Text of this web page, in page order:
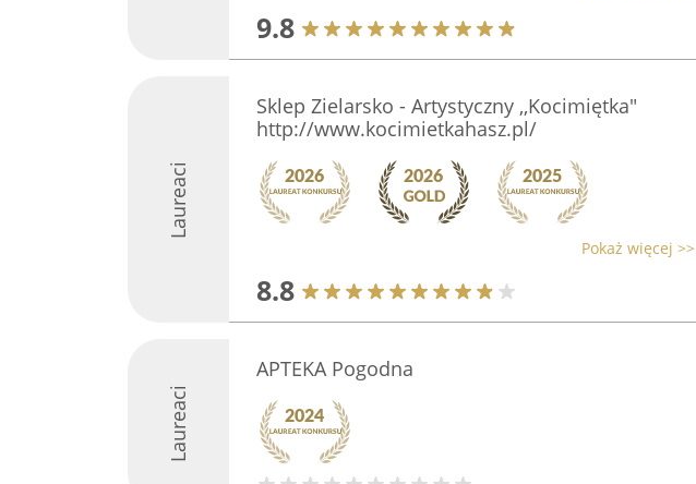
9.8
Laureaci
Sklep Zielarsko - Artystyczny ,,Kocimiętka"
http://www.kocimietkahasz.pl/
Pokaż więcej >>
8.8
Laureaci
APTEKA Pogodna